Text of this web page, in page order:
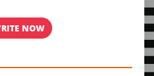
NOW